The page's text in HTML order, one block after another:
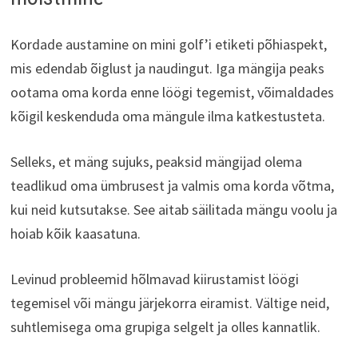
Kordade austamine on mini golf’i etiketi põhiaspekt,
mis edendab õiglust ja naudingut. Iga mängija peaks
ootama oma korda enne löögi tegemist, võimaldades
kõigil keskenduda oma mängule ilma katkestusteta.
Selleks, et mäng sujuks, peaksid mängijad olema
teadlikud oma ümbrusest ja valmis oma korda võtma,
kui neid kutsutakse. See aitab säilitada mängu voolu ja
hoiab kõik kaasatuna.
Levinud probleemid hõlmavad kiirustamist löögi
tegemisel või mängu järjekorra eiramist. Vältige neid,
suhtlemisega oma grupiga selgelt ja olles kannatlik.